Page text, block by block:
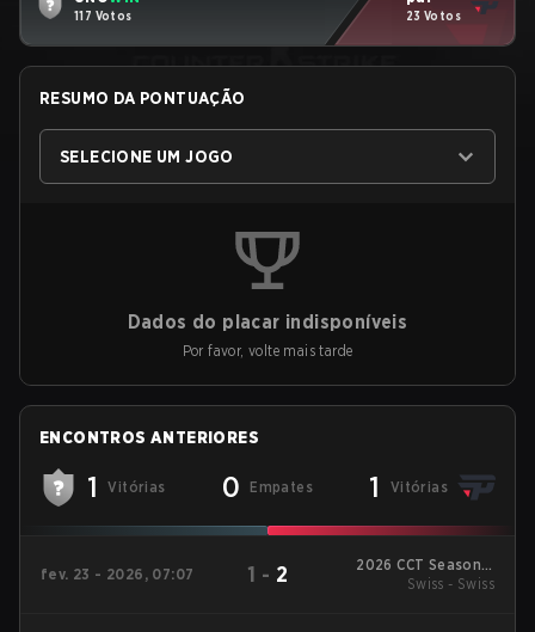
117 Votos 23 Votos
RESUMO DA PONTUAÇÃO
SELECIONE UM JOGO
Dados do placar indisponíveis
Por favor, volte mais tarde
ENCONTROS ANTERIORES
1 Vitórias 0 Empates 1 Vitórias
fev. 23 - 2026, 07:07 1 - 2
2026 CCT Season 3
South American
Swiss - Swiss